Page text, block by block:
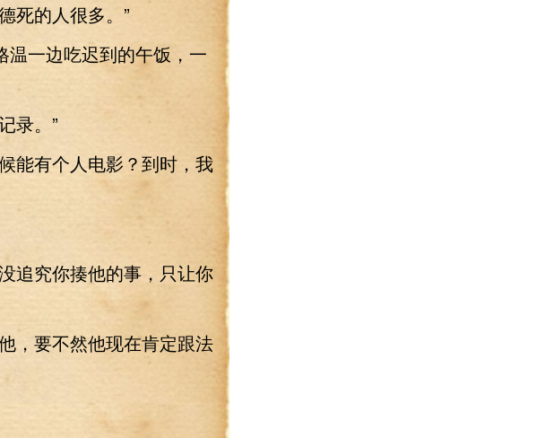
的人很多。”
一边吃迟到的午饭，一
录。”
有个人电影？到时，我
究你揍他的事，只让你
要不然他现在肯定跟法